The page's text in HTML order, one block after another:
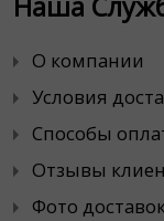
Наша
О компании
Условия
Способы
Отзывы
Фото